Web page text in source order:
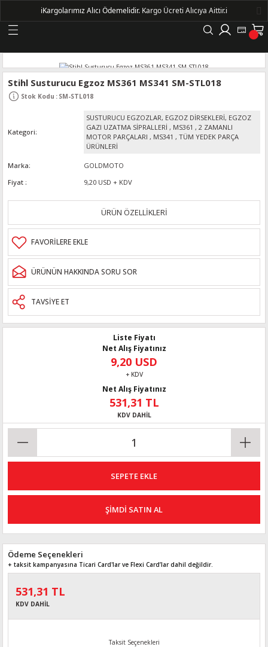
Geri Dön
KASNAKLI ALTERNATÖRLER - 1500
Stihl Susturucu Egzoz MS361 MS341 SM-STL018
Stok Kodu : SM-STL018
Kategori
SUSTURUCU EGZOZLAR, EGZOZ DİRSEKLERİ, EGZOZ
GAZI UZATMA SİPRALLERİ , MS361 , 2 ZAMANLI
MOTOR PARÇALARI , MS341 , TÜM YEDEK PARÇA
ÜRÜNLERİ
Marka
GOLDMOTO
Fiyat
9,20 USD + KDV
ÜRÜN ÖZELLİKLERİ
ÜRÜNÜN HAKKINDA SORU SOR
TAVSİYE ET
Liste Fiyatı
Net Alış Fiyatınız
9,20 USD
+ KDV
Net Alış Fiyatınız
531,31 TL
KDV DAHİL
SEPETE EKLE
ŞİMDİ SATIN AL
Ödeme Seçenekleri
+ taksit kampanyasına Ticari Card'lar ve Flexi Card’lar dahil değildir.
531,31 TL
KDV DAHİL
Taksit Seçenekleri
ℹ️Kargolarımız Alıcı Ödemelidir. Kargo Ücreti Alıcıya Aittir.ℹ️